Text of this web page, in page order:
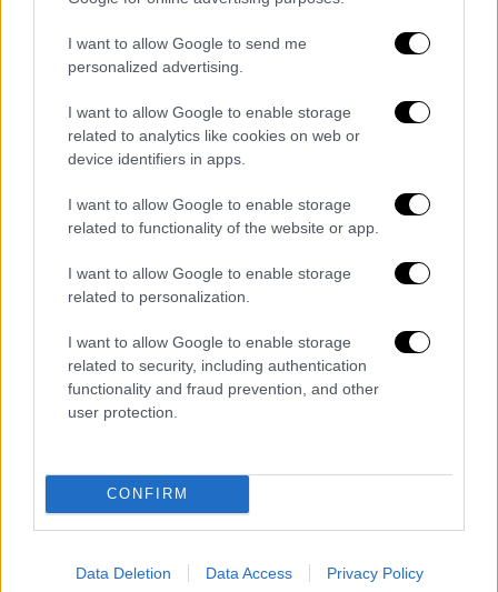
I want to allow Google to send me
personalized advertising.
I want to allow Google to enable storage
related to analytics like cookies on web or
device identifiers in apps.
I want to allow Google to enable storage
related to functionality of the website or app.
I want to allow Google to enable storage
related to personalization.
I want to allow Google to enable storage
related to security, including authentication
functionality and fraud prevention, and other
user protection.
CONFIRM
Data Deletion Data Access Privacy Policy
Την ίδια στιγμή, οισυγκρούσεις
συνεχίζονται για πέμπτη εβδομάδα, με νέες
αεροπορικές επιδρομές να καταγράφονται
στην περιοχή. Ο πόλεμος έχει προκαλέσει
στις οικονομίες, κυρίως λόγω της
εκτόξευσης των τιμών πετρελαίου.
Ιράν, ως απάντηση, έχει ουσιαστικά
θαλάσσια δίοδο των Στενών του Ορμούζ
από όπου διέρχεται περίπου το 20% της
παγκόσμιας προσφοράς πετρελαίου και
υψηλό το επίπεδο έντασης στην περιοχή.
Τα σχολιά σας δημοσιεύονται άμεσα με δική σας ευθύνη. Το